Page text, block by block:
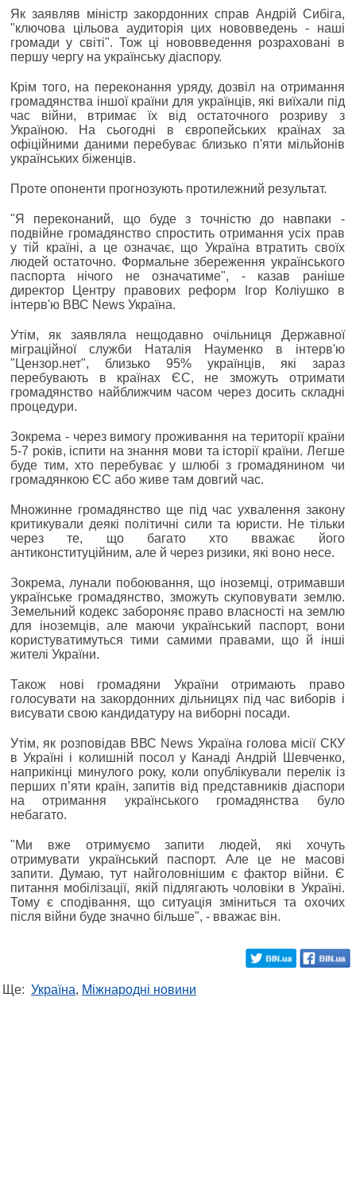
Як заявляв міністр закордонних справ Андрій Сибіга,
"ключова цільова аудиторія цих нововведень - наші
громади у світі". Тож ці нововведення розраховані в
першу чергу на українську діаспору.
Крім того, на переконання уряду, дозвіл на отримання
громадянства іншої країни для українців, які виїхали під
час війни, втримає їх від остаточного розриву з
Україною. На сьогодні в європейських країнах за
офіційними даними перебуває близько п'яти мільйонів
українських біженців.
Проте опоненти прогнозують протилежний результат.
"Я переконаний, що буде з точністю до навпаки -
подвійне громадянство спростить отримання усіх прав
у тій країні, а це означає, що Україна втратить своїх
людей остаточно. Формальне збереження українського
паспорта нічого не означатиме", - казав раніше
директор Центру правових реформ Ігор Коліушко в
інтерв'ю ВВС News Україна.
Утім, як заявляла нещодавно очільниця Державної
міграційної служби Наталія Науменко в інтерв'ю
"Цензор.нет", близько 95% українців, які зараз
перебувають в країнах ЄС, не зможуть отримати
громадянство найближчим часом через досить складні
процедури.
Зокрема - через вимогу проживання на території країни
5-7 років, іспити на знання мови та історії країни. Легше
буде тим, хто перебуває у шлюбі з громадянином чи
громадянкою ЄС або живе там довгий час.
Множинне громадянство ще під час ухвалення закону
критикували деякі політичні сили та юристи. Не тільки
через те, що багато хто вважає його
антиконституційним, але й через ризики, які воно несе.
Зокрема, лунали побоювання, що іноземці, отримавши
українське громадянство, зможуть скуповувати землю.
Земельний кодекс забороняє право власності на землю
для іноземців, але маючи український паспорт, вони
користуватимуться тими самими правами, що й інші
жителі України.
Також нові громадяни України отримають право
голосувати на закордонних дільницях під час виборів і
висувати свою кандидатуру на виборні посади.
Утім, як розповідав ВВС News Україна голова місії СКУ
в Україні і колишній посол у Канаді Андрій Шевченко,
наприкінці минулого року, коли опублікували перелік із
перших пʼяти країн, запитів від представників діаспори
на отримання українського громадянства було
небагато.
"Ми вже отримуємо запити людей, які хочуть
отримувати український паспорт. Але це не масові
запити. Думаю, тут найголовнішим є фактор війни. Є
питання мобілізації, якій підлягають чоловіки в Україні.
Тому є сподівання, що ситуація зміниться та охочих
після війни буде значно більше", - вважає він.
Ще: Україна, Міжнародні новини